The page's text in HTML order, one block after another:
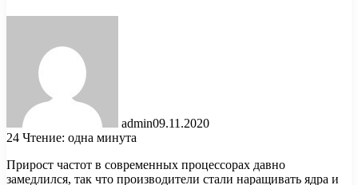
admin09.11.2020
24 Чтение: одна минута
Прирост частот в современных процессорах давно
замедлился, так что производители стали наращивать ядра и